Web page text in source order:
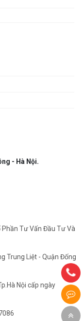
- Hà Nội.
Tư Vấn Đầu Tư Và
Trung Liệt - Quận Đống
Nội cấp ngày